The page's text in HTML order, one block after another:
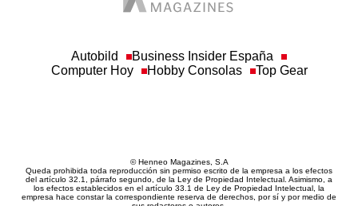
Autobild
Business Insider España
Computer Hoy
Hobby Consolas Top Gear
© Henneo Magazines, S.A
Queda prohibida toda reproducción sin permiso escrito de la empresa a los efectos
del artículo 32.1, párrafo segundo, de la Ley de Propiedad Intelectual. Asimismo, a
los efectos establecidos en el artículo 33.1 de Ley de Propiedad Intelectual, la
empresa hace constar la correspondiente reserva de derechos, por sí y por medio de